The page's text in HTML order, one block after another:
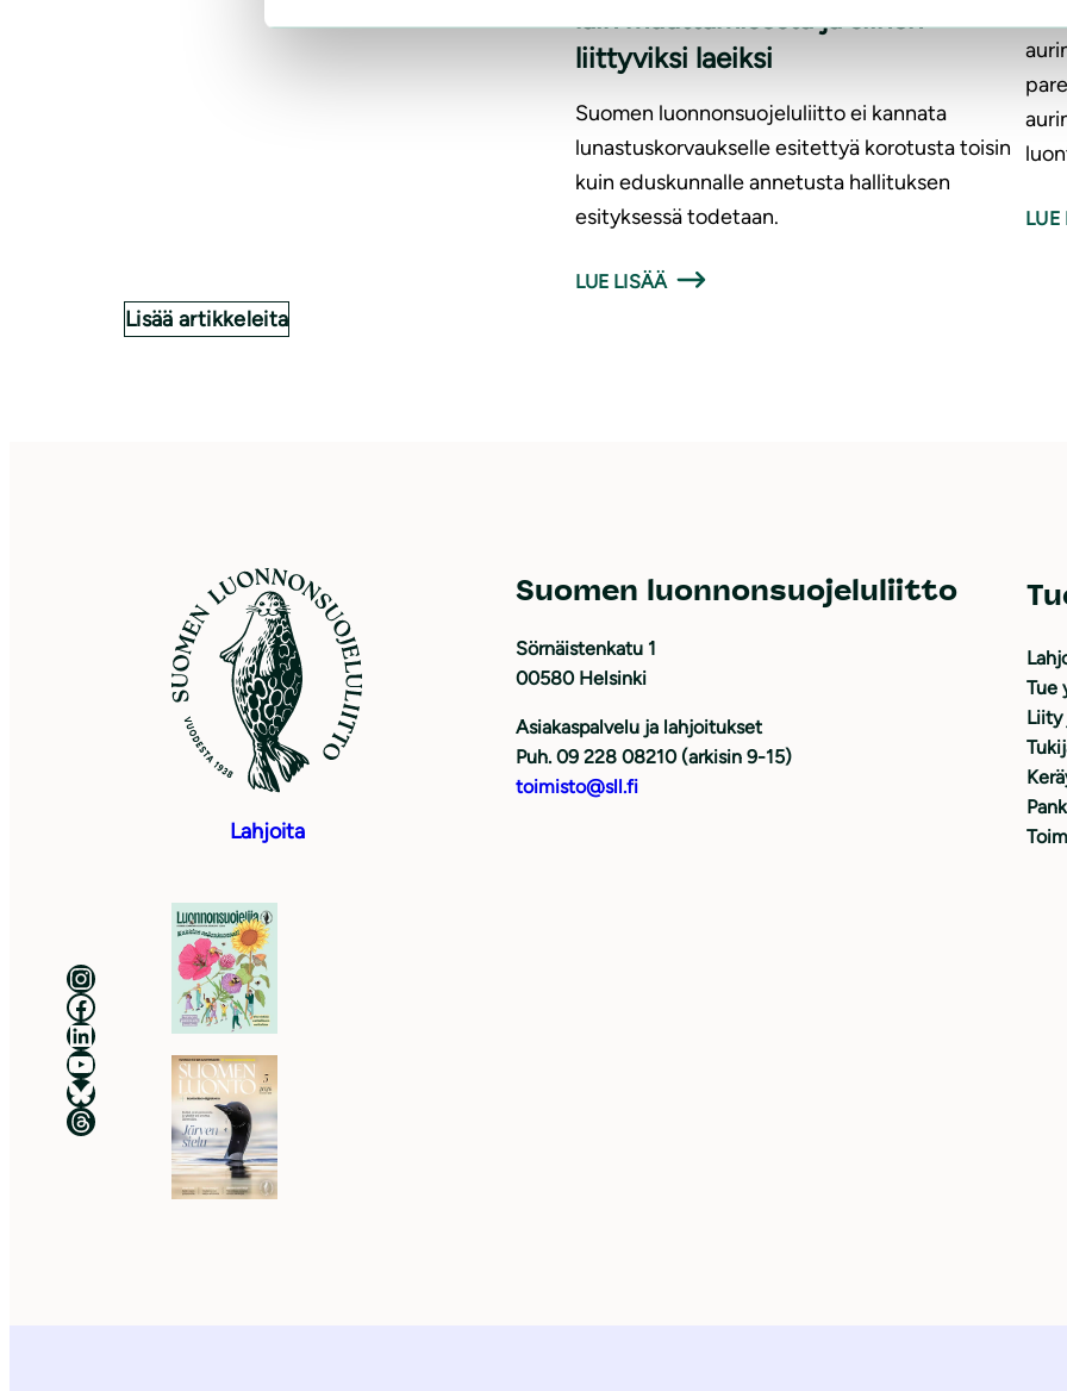
lain muuttamisesta ja siihen
liittyviksi laeiksi
Suomen luonnonsuojeluliitto ei kannata
lunastuskorvaukselle esitettyä korotusta toisin
kuin eduskunnalle annetusta hallituksen
esityksessä todetaan.
LUE LISÄÄ
LUE
Lisää artikkeleita
Lahjoita
Suomen luonnonsuojeluliitto
Sörnäistenkatu 1
00580 Helsinki
Asiakaspalvelu ja lahjoitukset
Puh. 09 228 08210 (arkisin 9-15)
toimisto@sll.fi
Tue
Liity
Luonnonsuojeluliitto Instagramissa
Luonnonsuojeluliitto Facebookissa
Luonnonsuojeluliitto LinkedInissä
Luonnonsuojeluliiton YouTube-kanava
Luonnonsuojeluliitto Blueskyssa
Luonnonsuojeluliitto Threadsissa